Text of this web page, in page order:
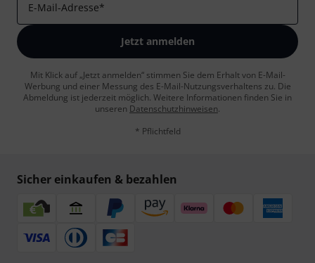
E-Mail-Adresse*
Jetzt anmelden
Mit Klick auf „Jetzt anmelden“ stimmen Sie dem Erhalt von E-Mail-
Werbung und einer Messung des E-Mail-Nutzungsverhaltens zu. Die
Abmeldung ist jederzeit möglich. Weitere Informationen finden Sie in
unseren Datenschutzhinweisen.
* Pflichtfeld
Sicher einkaufen & bezahlen